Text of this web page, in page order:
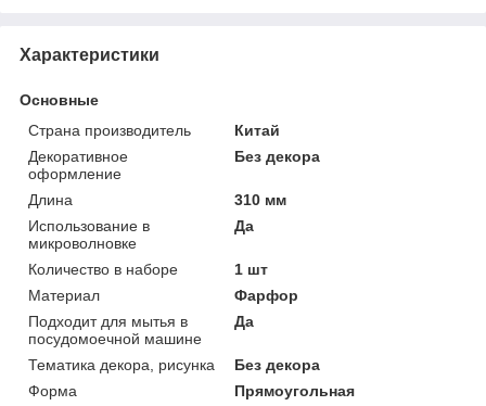
Характеристики
Основные
Страна производитель
Китай
Декоративное
оформление
Без декора
Длина
310 мм
Использование в
микроволновке
Да
Количество в наборе
1 шт
Материал
Фарфор
Подходит для мытья в
посудомоечной машине
Да
Тематика декора, рисунка
Без декора
Форма
Прямоугольная